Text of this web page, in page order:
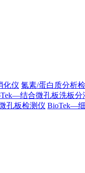
化仪 氮素/蛋白质分析
结合微孔板洗板分
孔板检测仪 BioTek—